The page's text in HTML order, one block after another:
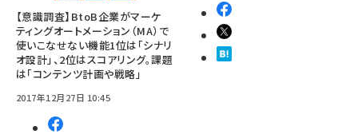
【意識調査】BtoB企業がマーケ
ティングオートメーション（MA）で
使いこなせない機能1位は「シナリ
オ設計」、2位はスコアリング。課題
は「コンテンツ計画や戦略」
2017年12月27日 10:45